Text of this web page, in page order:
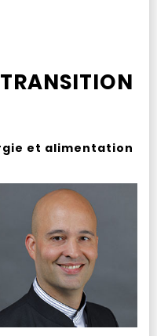
et alimentation